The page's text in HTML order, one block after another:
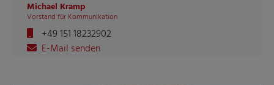
Michael Kramp
Vorstand für Kommunikation
+49 151 18232902
E-Mail senden